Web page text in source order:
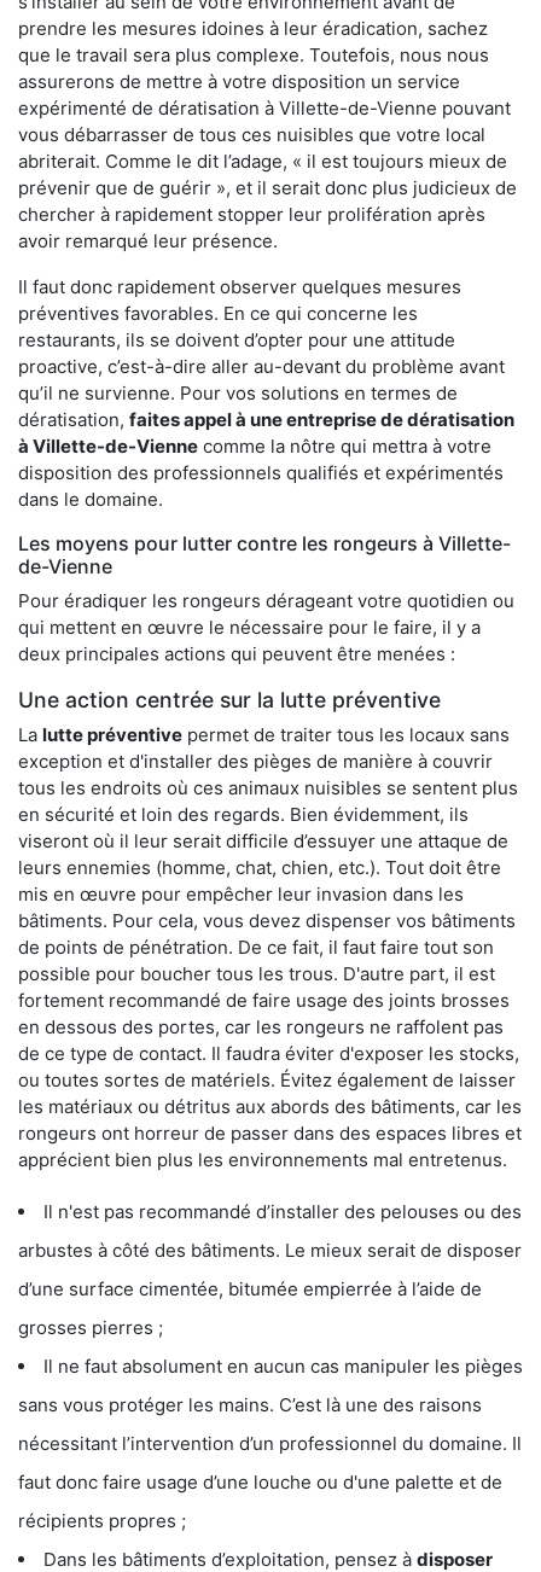
prendre les mesures idoines à leur éradication, sachez
que le travail sera plus complexe. Toutefois, nous nous
assurerons de mettre à votre disposition un service
expérimenté de dératisation à Villette-de-Vienne pouvant
vous débarrasser de tous ces nuisibles que votre local
abriterait. Comme le dit l’adage, « il est toujours mieux de
prévenir que de guérir », et il serait donc plus judicieux de
chercher à rapidement stopper leur prolifération après
avoir remarqué leur présence.
Il faut donc rapidement observer quelques mesures
préventives favorables. En ce qui concerne les
restaurants, ils se doivent d’opter pour une attitude
proactive, c’est-à-dire aller au-devant du problème avant
qu’il ne survienne. Pour vos solutions en termes de
dératisation, faites appel à une entreprise de dératisation
à Villette-de-Vienne comme la nôtre qui mettra à votre
disposition des professionnels qualifiés et expérimentés
dans le domaine.
Les moyens pour lutter contre les rongeurs à Villette-
de-Vienne
Pour éradiquer les rongeurs dérageant votre quotidien ou
qui mettent en œuvre le nécessaire pour le faire, il y a
deux principales actions qui peuvent être menées :
Une action centrée sur la lutte préventive
La lutte préventive permet de traiter tous les locaux sans
exception et d'installer des pièges de manière à couvrir
tous les endroits où ces animaux nuisibles se sentent plus
en sécurité et loin des regards. Bien évidemment, ils
viseront où il leur serait difficile d’essuyer une attaque de
leurs ennemies (homme, chat, chien, etc.). Tout doit être
mis en œuvre pour empêcher leur invasion dans les
bâtiments. Pour cela, vous devez dispenser vos bâtiments
de points de pénétration. De ce fait, il faut faire tout son
possible pour boucher tous les trous. D'autre part, il est
fortement recommandé de faire usage des joints brosses
en dessous des portes, car les rongeurs ne raffolent pas
de ce type de contact. Il faudra éviter d'exposer les stocks,
ou toutes sortes de matériels. Évitez également de laisser
les matériaux ou détritus aux abords des bâtiments, car les
rongeurs ont horreur de passer dans des espaces libres et
apprécient bien plus les environnements mal entretenus.
Il n'est pas recommandé d’installer des pelouses ou des
arbustes à côté des bâtiments. Le mieux serait de disposer
d’une surface cimentée, bitumée empierrée à l’aide de
grosses pierres ;
Il ne faut absolument en aucun cas manipuler les pièges
sans vous protéger les mains. C’est là une des raisons
nécessitant l’intervention d’un professionnel du domaine. Il
faut donc faire usage d’une louche ou d'une palette et de
récipients propres ;
Dans les bâtiments d’exploitation, pensez à disposer